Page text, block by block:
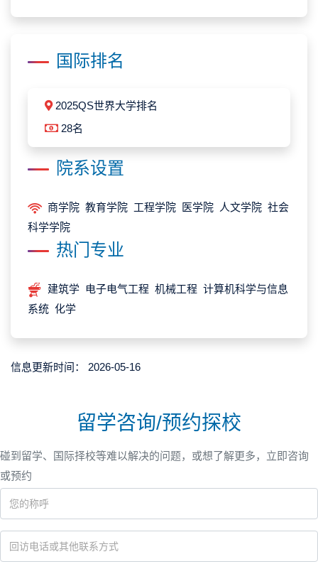
国际排名
2025QS世界大学排名
28名
院系设置
商学院 教育学院 工程学院 医学院 人文学院 社会
科学学院
热门专业
建筑学 电子电气工程 机械工程 计算机科学与信息
系统 化学
信息更新时间： 2026-05-16
留学咨询/预约探校
碰到留学、国际择校等难以解决的问题，或想了解更多，立即咨询
或预约